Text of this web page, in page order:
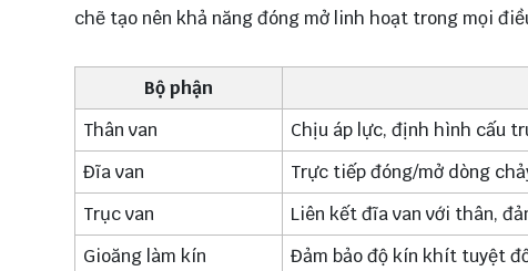
chẽ tạo nên khả năng đóng mở linh hoạt trong mọi
Bộ phận
Thân van
Chịu áp lực, định hình cấu
Đĩa van
Trực tiếp đóng/mở dòng
Trục van
Liên kết đĩa van với thân,
Gioăng làm kín
Đảm bảo độ kín khít tuyệt